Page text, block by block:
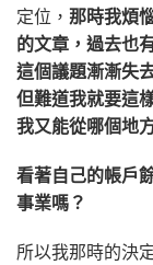
定位， 那時我煩
的文章，過去也
這個議題漸漸失
但難道我就要這
我又能從哪個地
看著自己的帳戶
事業嗎？
所以我那時的決